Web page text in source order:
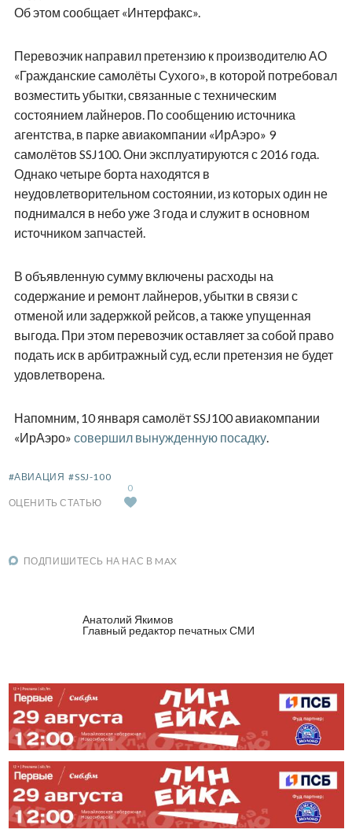
Об этом сообщает «Интерфакс».
Перевозчик направил претензию к производителю АО
«Гражданские самолёты Сухого», в которой потребовал
возместить убытки, связанные с техническим
состоянием лайнеров. По сообщению источника
агентства, в парке авиакомпании «ИрАэро» 9
самолётов SSJ100. Они эксплуатируются с 2016 года.
Однако четыре борта находятся в
неудовлетворительном состоянии, из которых один не
поднимался в небо уже 3 года и служит в основном
источником запчастей.
В объявленную сумму включены расходы на
содержание и ремонт лайнеров, убытки в связи с
отменой или задержкой рейсов, а также упущенная
выгода. При этом перевозчик оставляет за собой право
подать иск в арбитражный суд, если претензия не будет
удовлетворена.
Напомним, 10 января самолёт SSJ100 авиакомпании
«ИрАэро» совершил вынужденную посадку.
#АВИАЦИЯ #SSJ-100
ОЦЕНИТЬ СТАТЬЮ
0
ПОДПИШИТЕСЬ НА НАС В MAX
Анатолий Якимов
Главный редактор печатных СМИ